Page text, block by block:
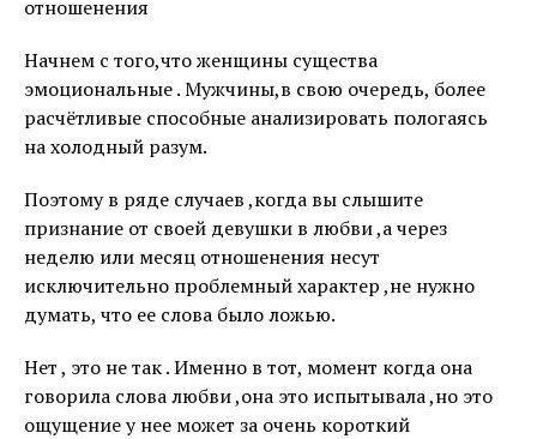
отношенения
Начнем с того,что женщины существа
эмоциональные . Мужчины,в свою очередь, более
расчётливые способные анализировать пологаясь
на холодный разум.
Поэтому в ряде случаев ,когда вы слышите
признание от своей девушки в любви ,а через
неделю или месяц отношенения несут
исключительно проблемный характер ,не нужно
думать, что ее слова было ложью.
Нет , это не так . Именно в тот, момент когда она
говорила слова любви ,она это испытывала ,но это
ощущение у нее может за очень короткий